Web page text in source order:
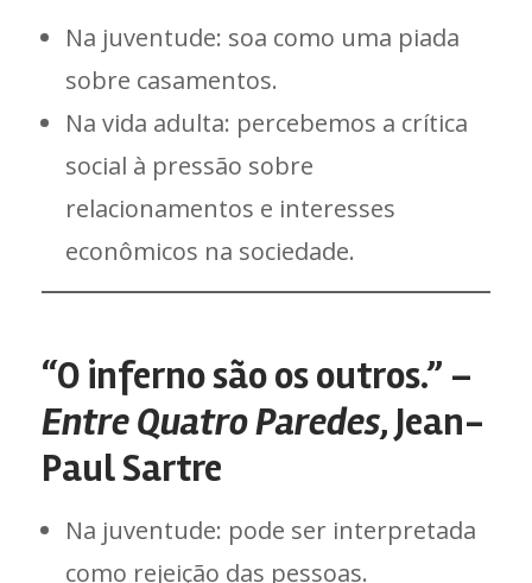
Na juventude: soa como uma piada
sobre casamentos.
Na vida adulta: percebemos a crítica
social à pressão sobre
relacionamentos e interesses
econômicos na sociedade.
“O inferno são os outros.” –
Entre Quatro Paredes, Jean-
Paul Sartre
Na juventude: pode ser interpretada
como rejeição das pessoas.